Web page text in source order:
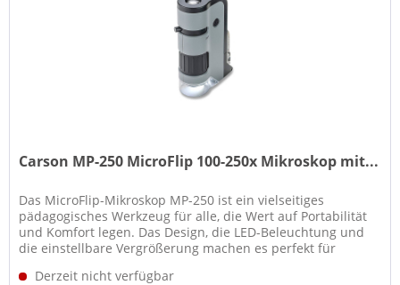
Carson MP-250 MicroFlip 100-250x Mikroskop mit...
Das MicroFlip-Mikroskop MP-250 ist ein vielseitiges
pädagogisches Werkzeug für alle, die Wert auf Portabilität
und Komfort legen. Das Design, die LED-Beleuchtung und
die einstellbare Vergrößerung machen es perfekt für
Derzeit nicht verfügbar